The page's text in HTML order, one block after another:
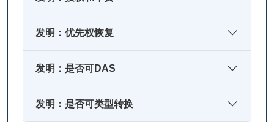
发明：优先权恢复
发明：是否可DAS
发明：是否可类型转换